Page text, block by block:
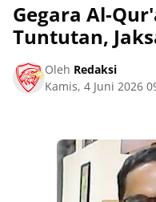
Gegara Al-
Tuntutan,
Oleh Redaksi
Kamis, 4 Juni 2026